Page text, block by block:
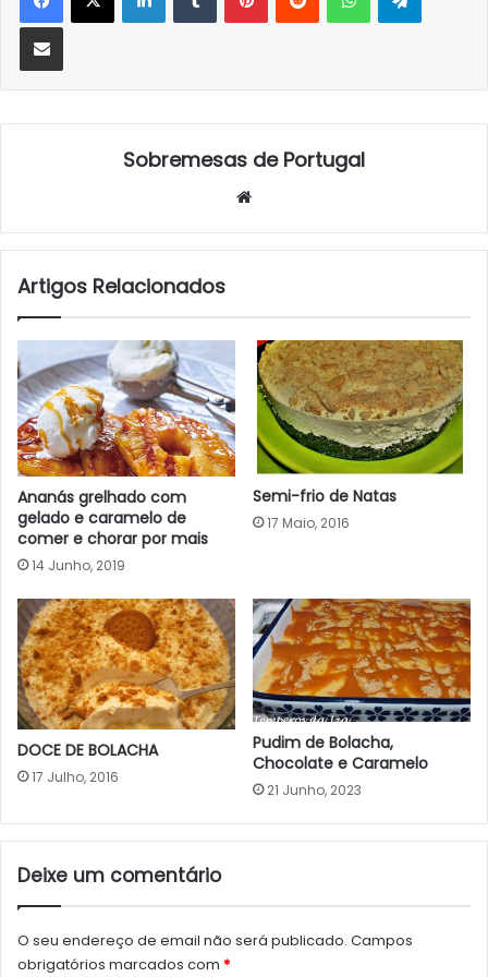
Partilhar Via Email
Sobremesas de Portugal
Artigos Relacionados
Ananás grelhado com
gelado e caramelo de
comer e chorar por mais
14 Junho, 2019
Semi-frio de Natas
17 Maio, 2016
DOCE DE BOLACHA
17 Julho, 2016
Pudim de Bolacha,
Chocolate e Caramelo
21 Junho, 2023
Deixe um comentário
O seu endereço de email não será publicado. Campos
obrigatórios marcados com *